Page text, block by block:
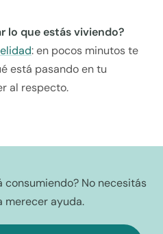
lo que estás viviendo?
: en pocos minutos te
está pasando en tu
al respecto.
No necesitás
merecer ayuda.